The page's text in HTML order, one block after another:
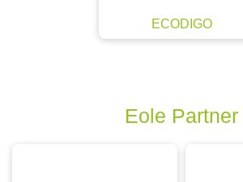
ECODIGO
Eole Partner